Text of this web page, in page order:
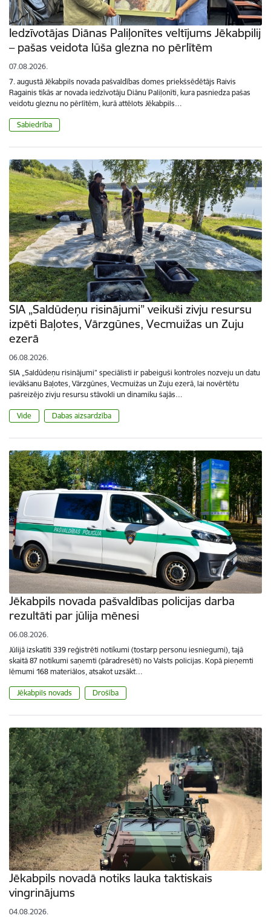
Iedzīvotājas Diānas Paliļonītes veltījums Jēkabpilij
– pašas veidota lūša glezna no pērlītēm
07.08.2026.
7. augustā Jēkabpils novada pašvaldības domes priekšsēdētājs Raivis
Ragainis tikās ar novada iedzīvotāju Diānu Paliļonīti, kura pasniedza pašas
veidotu gleznu no pērlītēm, kurā attēlots Jēkabpils…
Sabiedrība
SIA „Saldūdeņu risinājumi” veikuši zivju resursu
izpēti Baļotes, Vārzgūnes, Vecmuižas un Zuju
ezerā
06.08.2026.
SIA „Saldūdeņu risinājumi” speciālisti ir pabeiguši kontroles nozveju un datu
ievākšanu Baļotes, Vārzgūnes, Vecmuižas un Zuju ezerā, lai novērtētu
pašreizējo zivju resursu stāvokli un dinamiku šajās…
Vide Dabas aizsardzība
Jēkabpils novada pašvaldības policijas darba
rezultāti par jūlija mēnesi
06.08.2026.
Jūlijā izskatīti 339 reģistrēti notikumi (tostarp personu iesniegumi), tajā
skaitā 87 notikumi saņemti (pāradresēti) no Valsts policijas. Kopā pieņemti
lēmumi 168 materiālos, atsakot uzsākt…
Jēkabpils novads Drošība
Jēkabpils novadā notiks lauka taktiskais
vingrinājums
04.08.2026.